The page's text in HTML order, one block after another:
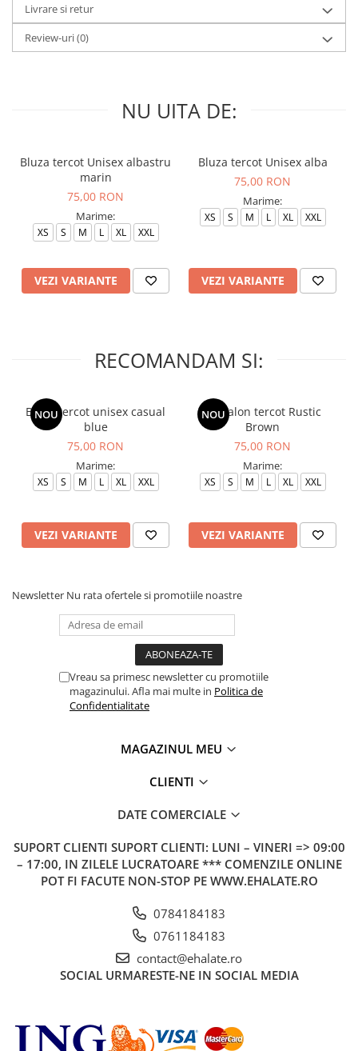
Livrare si retur
Review-uri(0)
NU UITA DE:
Bluza tercot Unisex albastru
marin
75,00 RON
Marime:
XS S M L XL XXL
VEZI VARIANTE
Bluza tercot Unisex alba
75,00 RON
Marime:
XS S M L XL XXL
VEZI VARIANTE
RECOMANDAM SI:
NOU
Bluza tercot unisex casual
blue
75,00 RON
Marime:
XS S M L XL XXL
VEZI VARIANTE
NOU
Pantalon tercot Rustic
Brown
75,00 RON
Marime:
XS S M L XL XXL
VEZI VARIANTE
Newsletter Nu rata ofertele si promotiile noastre
Vreau sa primesc newsletter cu promotiile
magazinului. Afla mai multe in Politica de
Confidentialitate
MAGAZINUL MEU
CLIENTI
DATE COMERCIALE
SUPORT CLIENTI SUPORT CLIENTI: LUNI – VINERI => 09:00
– 17:00, IN ZILELE LUCRATOARE *** COMENZILE ONLINE
POT FI FACUTE NON-STOP PE WWW.EHALATE.RO
0784184183
0761184183
contact@ehalate.ro
SOCIAL URMARESTE-NE IN SOCIAL MEDIA